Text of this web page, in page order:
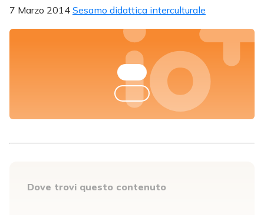
7 Marzo 2014 Sesamo didattica interculturale
Dove trovi questo contenuto